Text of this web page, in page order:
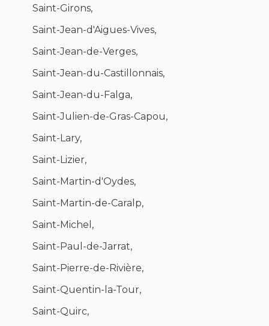
Saint-Girons,
Saint-Jean-d'Aigues-Vives,
Saint-Jean-de-Verges,
Saint-Jean-du-Castillonnais,
Saint-Jean-du-Falga,
Saint-Julien-de-Gras-Capou,
Saint-Lary,
Saint-Lizier,
Saint-Martin-d'Oydes,
Saint-Martin-de-Caralp,
Saint-Michel,
Saint-Paul-de-Jarrat,
Saint-Pierre-de-Rivière,
Saint-Quentin-la-Tour,
Saint-Quirc,